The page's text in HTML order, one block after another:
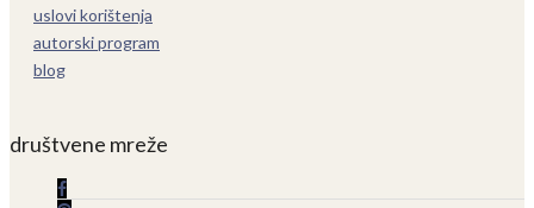
uslovi korištenja
autorski program
blog
društvene mreže